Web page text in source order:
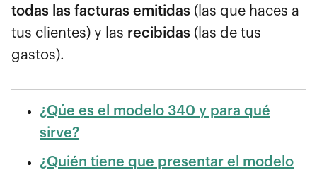
todas las facturas emitidas (las que haces a
tus clientes) y las recibidas (las de tus
gastos).
¿Qúe es el modelo 340 y para qué
sirve?
¿Quién tiene que presentar el modelo